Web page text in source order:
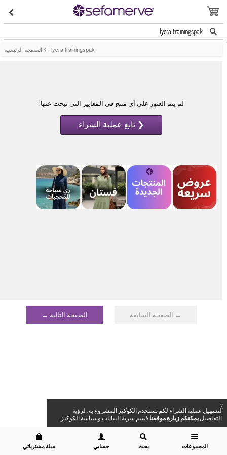
Xلتسهيل عملية الشراء لكم نستخدم الكوكيز المشروع به . لرؤية
التفاصيليمكنكم زيارة موقعنا قسم سرية البيانات وسياسة الكوكيز.
lycra trainingspak
المجموعات بحث حسابي سلة مشترياتي
الصفحة الرئيسية > lycra trainingspak
لم يتم العثور على أي منتج في المعايير التي تبحث عنها!
← الصفحة السابقة الصفحة التالية →